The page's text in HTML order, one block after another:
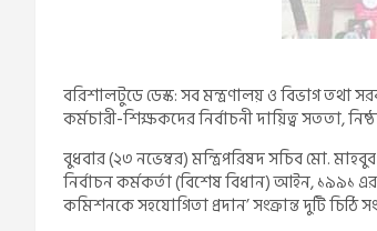
বরিশালটুডে ডেস্ক: সব মন্ত্রণালয় ও বিভাগ তথা
কর্মচারী-শিক্ষকদের নির্বাচনী দায়িত্ব সততা,
বুধবার (২৩ নভেম্বর) মন্ত্রিপরিষদ সচিব মো.
নির্বাচন কর্মকর্তা (বিশেষ বিধান) আইন, ১৯৯১
কমিশনকে সহযোগিতা প্রদান’ সংক্রান্ত দুটি চিঠি